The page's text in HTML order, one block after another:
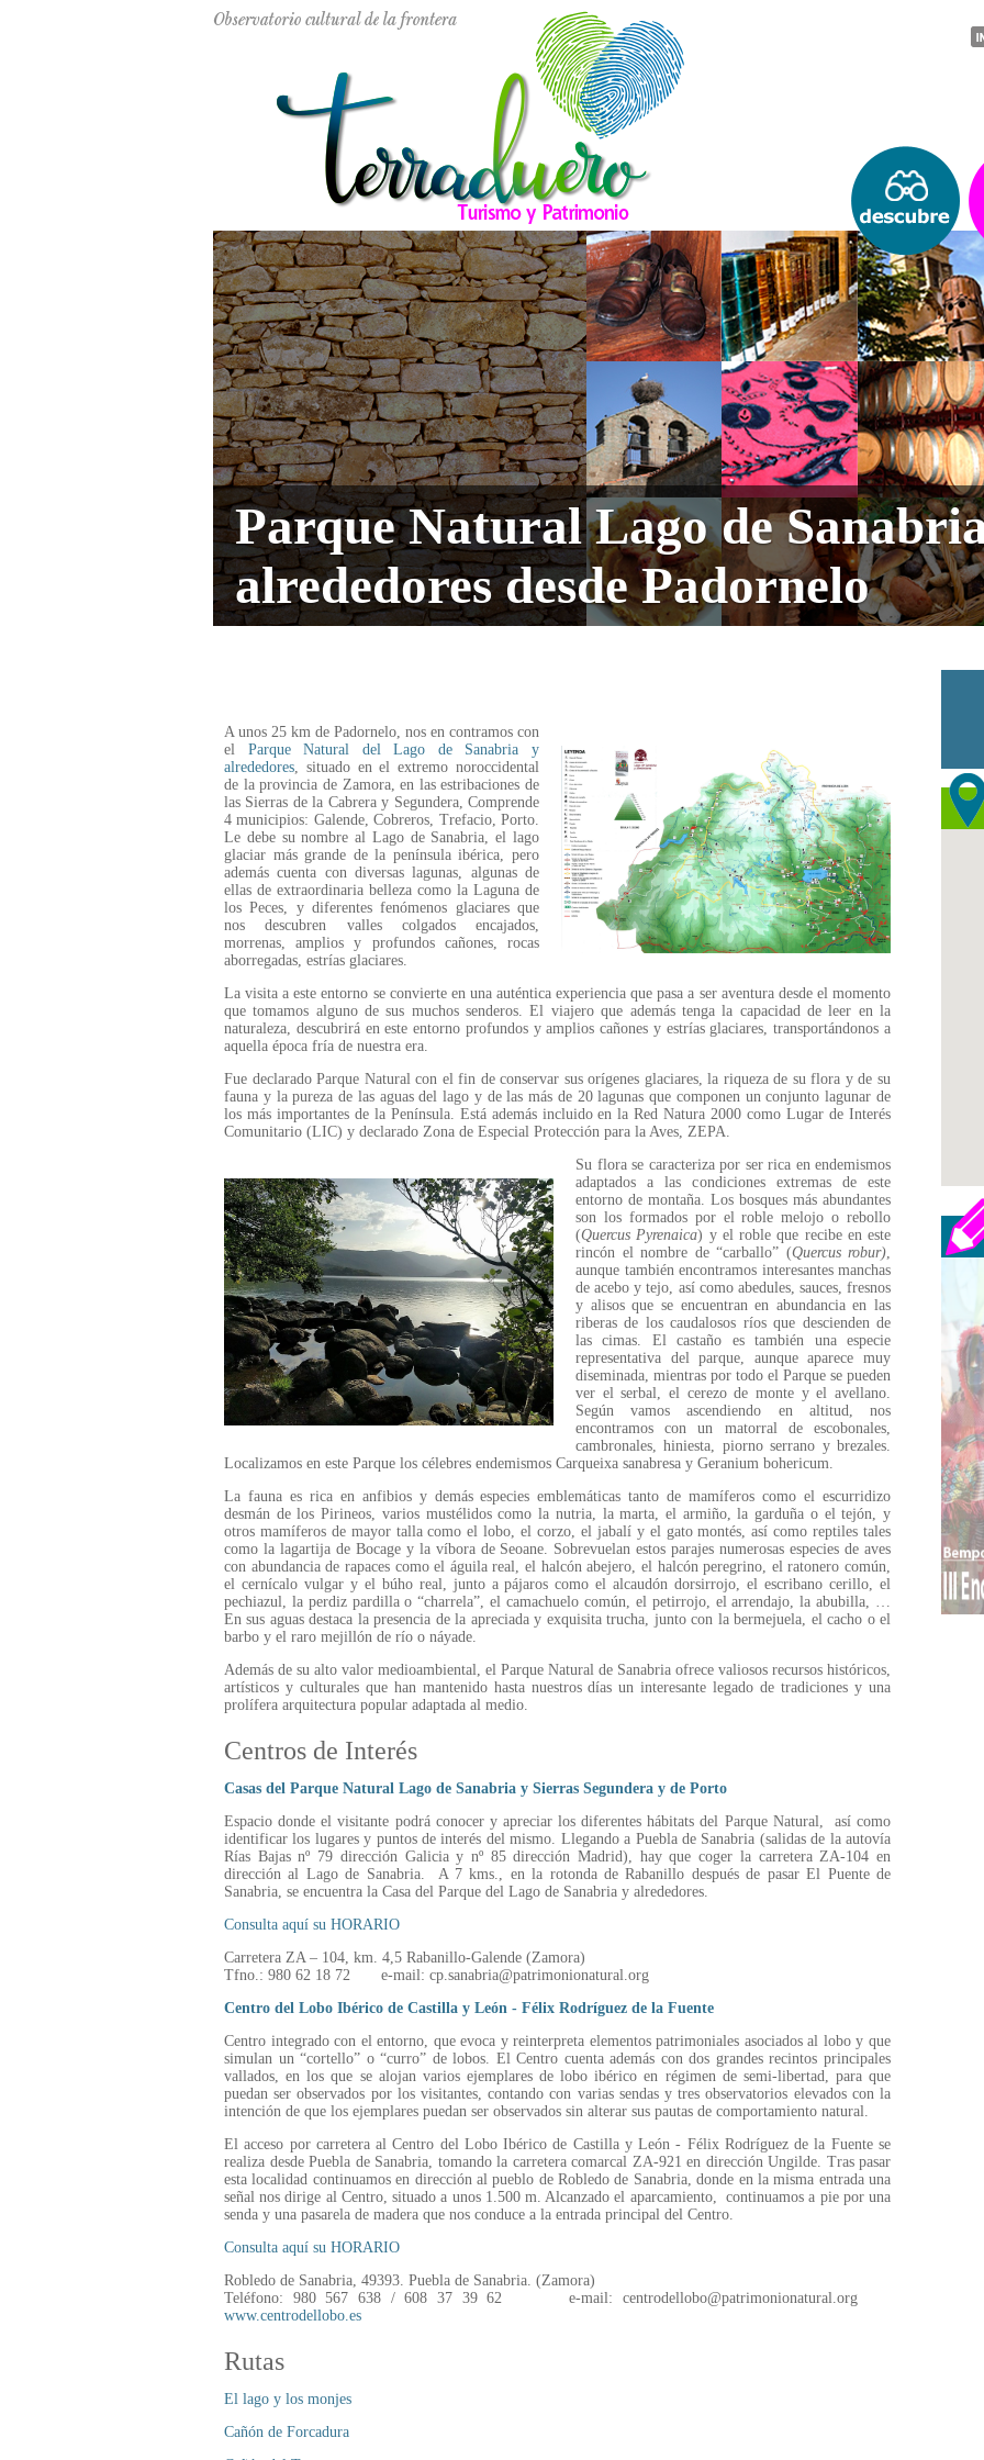
Parque Natural Lago de
alrededores desde Padornelo
A unos 25 km de Padornelo, nos en contramos con
el Parque Natural del Lago de Sanabria y
alrededores, situado en el extremo noroccidental
de la provincia de Zamora, en las estribaciones de
las Sierras de la Cabrera y Segundera, Comprende
4 municipios: Galende, Cobreros, Trefacio, Porto.
Le debe su nombre al Lago de Sanabria, el lago
glaciar más grande de la península ibérica, pero
además cuenta con diversas lagunas, algunas de
ellas de extraordinaria belleza como la Laguna de
los Peces, y diferentes fenómenos glaciares que
nos descubren valles colgados encajados,
morrenas, amplios y profundos cañones, rocas
aborregadas, estrías glaciares.
La visita a este entorno se convierte en una auténtica experiencia que pasa a ser aventura desde el momento
que tomamos alguno de sus muchos senderos. El viajero que además tenga la capacidad de leer en la
naturaleza, descubrirá en este entorno profundos y amplios cañones y estrías glaciares, transportándonos a
aquella época fría de nuestra era.
Fue declarado Parque Natural con el fin de conservar sus orígenes glaciares, la riqueza de su flora y de su
fauna y la pureza de las aguas del lago y de las más de 20 lagunas que componen un conjunto lagunar de
los más importantes de la Península. Está además incluido en la Red Natura 2000 como Lugar de Interés
Comunitario (LIC) y declarado Zona de Especial Protección para la Aves, ZEPA.
Su flora se caracteriza por ser rica en endemismos
adaptados a las condiciones extremas de este
entorno de montaña. Los bosques más abundantes
son los formados por el roble melojo o rebollo
(Quercus Pyrenaica) y el roble que recibe en este
rincón el nombre de “carballo” (Quercus robur),
aunque también encontramos interesantes manchas
de acebo y tejo, así como abedules, sauces, fresnos
y alisos que se encuentran en abundancia en las
riberas de los caudalosos ríos que descienden de
las cimas. El castaño es también una especie
representativa del parque, aunque aparece muy
diseminada, mientras por todo el Parque se pueden
ver el serbal, el cerezo de monte y el avellano.
Según vamos ascendiendo en altitud, nos
encontramos con un matorral de escobonales,
cambronales, hiniesta, piorno serrano y brezales.
Localizamos en este Parque los célebres endemismos Carqueixa sanabresa y Geranium bohericum.
La fauna es rica en anfibios y demás especies emblemáticas tanto de mamíferos como el escurridizo
desmán de los Pirineos, varios mustélidos como la nutria, la marta, el armiño, la garduña o el tejón, y
otros mamíferos de mayor talla como el lobo, el corzo, el jabalí y el gato montés, así como reptiles tales
como la lagartija de Bocage y la víbora de Seoane. Sobrevuelan estos parajes numerosas especies de aves
con abundancia de rapaces como el águila real, el halcón abejero, el halcón peregrino, el ratonero común,
el cernícalo vulgar y el búho real, junto a pájaros como el alcaudón dorsirrojo, el escribano cerillo, el
pechiazul, la perdiz pardilla o “charrela”, el camachuelo común, el petirrojo, el arrendajo, la abubilla, …
En sus aguas destaca la presencia de la apreciada y exquisita trucha, junto con la bermejuela, el cacho o el
barbo y el raro mejillón de río o náyade.
Además de su alto valor medioambiental, el Parque Natural de Sanabria ofrece valiosos recursos históricos,
artísticos y culturales que han mantenido hasta nuestros días un interesante legado de tradiciones y una
prolífera arquitectura popular adaptada al medio.
Centros de Interés
Casas del Parque Natural Lago de Sanabria y Sierras Segundera y de Porto
Espacio donde el visitante podrá conocer y apreciar los diferentes hábitats del Parque Natural, así como
identificar los lugares y puntos de interés del mismo. Llegando a Puebla de Sanabria (salidas de la autovía
Rías Bajas nº 79 dirección Galicia y nº 85 dirección Madrid), hay que coger la carretera ZA-104 en
dirección al Lago de Sanabria. A 7 kms., en la rotonda de Rabanillo después de pasar El Puente de
Sanabria, se encuentra la Casa del Parque del Lago de Sanabria y alrededores.
Consulta aquí su HORARIO
Carretera ZA – 104, km. 4,5 Rabanillo-Galende (Zamora)
Tfno.: 980 62 18 72 e-mail: cp.sanabria@patrimonionatural.org
Centro del Lobo Ibérico de Castilla y León - Félix Rodríguez de la Fuente
Centro integrado con el entorno, que evoca y reinterpreta elementos patrimoniales asociados al lobo y que
simulan un “cortello” o “curro” de lobos. El Centro cuenta además con dos grandes recintos principales
vallados, en los que se alojan varios ejemplares de lobo ibérico en régimen de semi-libertad, para que
puedan ser observados por los visitantes, contando con varias sendas y tres observatorios elevados con la
intención de que los ejemplares puedan ser observados sin alterar sus pautas de comportamiento natural.
El acceso por carretera al Centro del Lobo Ibérico de Castilla y León - Félix Rodríguez de la Fuente se
realiza desde Puebla de Sanabria, tomando la carretera comarcal ZA-921 en dirección Ungilde. Tras pasar
esta localidad continuamos en dirección al pueblo de Robledo de Sanabria, donde en la misma entrada una
señal nos dirige al Centro, situado a unos 1.500 m. Alcanzado el aparcamiento, continuamos a pie por una
senda y una pasarela de madera que nos conduce a la entrada principal del Centro.
Consulta aquí su HORARIO
Robledo de Sanabria, 49393. Puebla de Sanabria. (Zamora)
Teléfono: 980 567 638 / 608 37 39 62 e-mail: centrodellobo@patrimonionatural.org
www.centrodellobo.es
Rutas
El lago y los monjes
Cañón de Forcadura